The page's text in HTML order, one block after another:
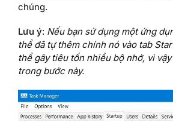
chúng.
Lưu ý: Nếu bạn sử dụng một ứng
thể đã tự thêm chính nó vào tab
thể gây tiêu tốn nhiều bộ nhớ, vì
trong bước này.